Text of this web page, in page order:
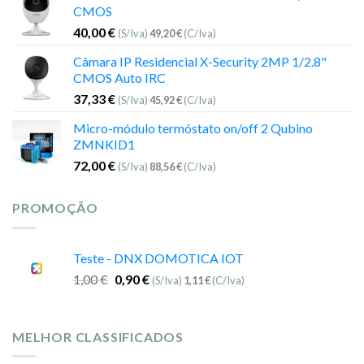
CMOS
40,00€ (S/Iva)49,20€(C/Iva)
Câmara IP Residencial X-Security 2MP 1/2.8"
CMOS Auto IRC
37,33€ (S/Iva)45,92€(C/Iva)
Micro-módulo termóstato on/off 2 Qubino
ZMNKID1
72,00€ (S/Iva) 88,56€(C/Iva)
PROMOÇÃO
Teste - DNX DOMOTICA IOT
1,00€ 0,90€ (S/Iva) 1,11€(C/Iva)
MELHOR CLASSIFICADOS